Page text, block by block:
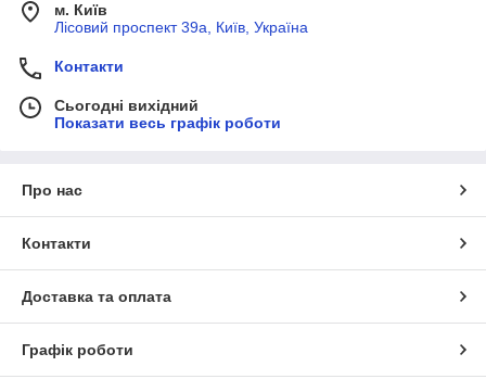
м. Київ
Лісовий проспект 39а, Київ, Україна
Контакти
Сьогодні вихідний
Показати весь графік роботи
Про нас
Контакти
Доставка та оплата
Графік роботи